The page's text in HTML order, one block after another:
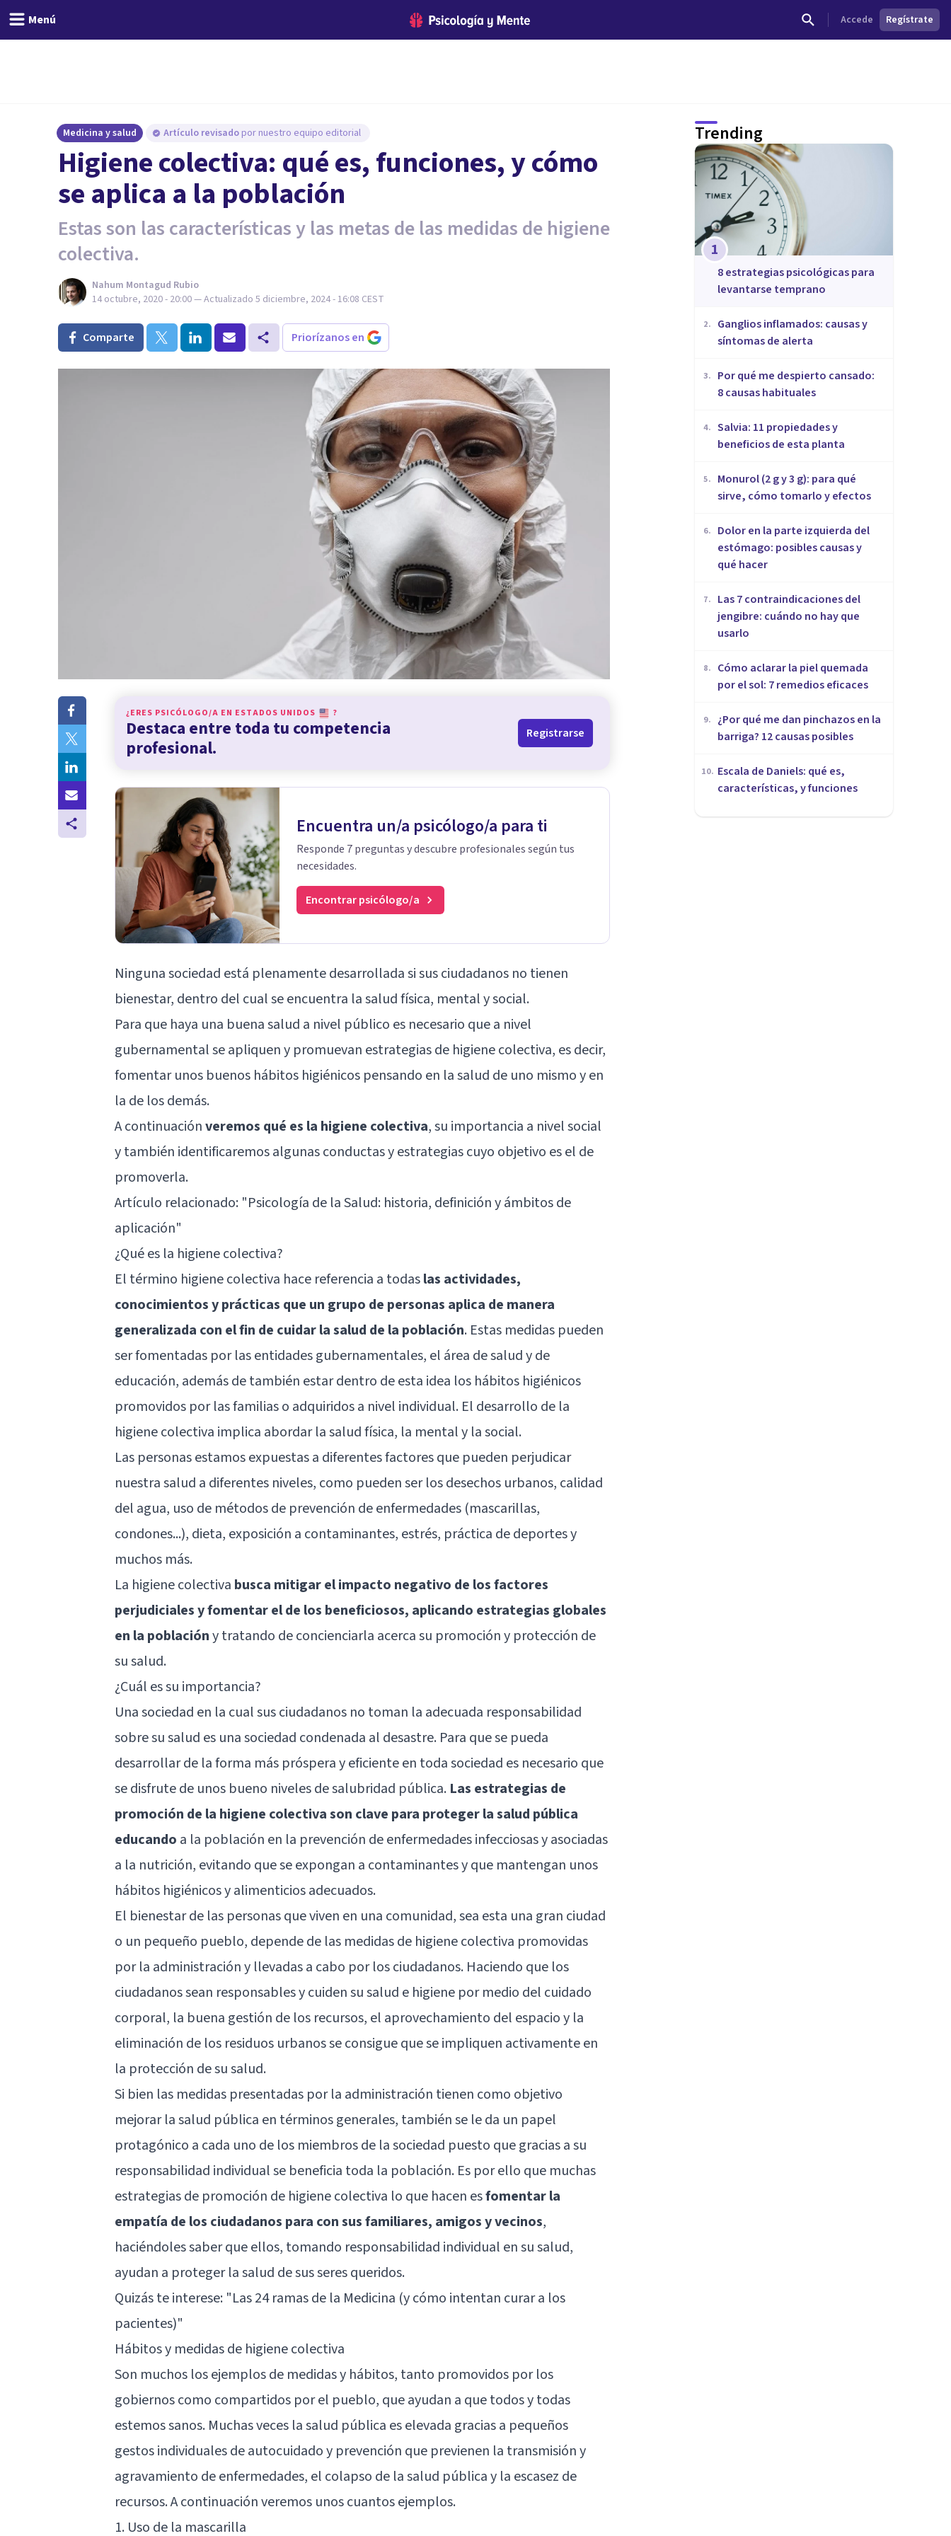
Menú Accede Regístrate
Medicina y salud Artículo revisado por nuestro equipo editorial
Higiene colectiva: qué es, funciones, y cómo
se aplica a la población
Estas son las características y las metas de las medidas de higiene
colectiva.
Nahum Montagud Rubio
14 octubre, 2020 - 20:00— Actualizado 5 diciembre, 2024 - 16:08 CEST
Comparte Priorízanos en
¿ERES PSICÓLOGO/A EN ESTADOS UNIDOS ?
Destaca entre toda tu competencia
profesional.
Registrarse
Encuentra un/a psicólogo/a para ti
Responde 7 preguntas y descubre profesionales según tus
necesidades.
Encontrar psicólogo/a
Ninguna sociedad está plenamente desarrollada si sus ciudadanos no tienen
bienestar, dentro del cual se encuentra la salud física, mental y social.
Para que haya una buena salud a nivel público es necesario que a nivel
gubernamental se apliquen y promuevan estrategias de higiene colectiva, es decir,
fomentar unos buenos hábitos higiénicos pensando en la salud de uno mismo y en
la de los demás.
A continuaciónveremos qué es la higiene colectiva, su importancia a nivel social
y también identificaremos algunas conductas y estrategias cuyo objetivo es el de
promoverla.
Artículo relacionado: "Psicología de la Salud: historia, definición y ámbitos de
aplicación"
¿Qué es la higiene colectiva?
El término higiene colectiva hace referencia a todaslas actividades,
conocimientos y prácticas que un grupo de personas aplica de manera
generalizada con el fin de cuidar la salud de la población. Estas medidas pueden
ser fomentadas por las entidades gubernamentales, el área de salud y de
educación, además de también estar dentro de esta idea los hábitos higiénicos
promovidos por las familias o adquiridos a nivel individual. El desarrollo de la
higiene colectiva implica abordar la salud física, la mental y la social.
Las personas estamos expuestas a diferentes factores que pueden perjudicar
nuestra salud a diferentes niveles, como pueden ser los desechos urbanos, calidad
del agua, uso de métodos de prevención de enfermedades (mascarillas,
condones...), dieta, exposición a contaminantes, estrés, práctica de deportes y
muchos más.
La higiene colectiva busca mitigar el impacto negativo de los factores
perjudiciales y fomentar el de los beneficiosos, aplicando estrategias globales
en la poblacióny tratando de concienciarla acerca su promoción y protección de
su salud.
¿Cuál es su importancia?
Una sociedad en la cual sus ciudadanos no toman la adecuada responsabilidad
sobre su salud es una sociedad condenada al desastre. Para que se pueda
desarrollar de la forma más próspera y eficiente en toda sociedad es necesario que
se disfrute de unos bueno niveles de salubridad pública. Las estrategias de
promoción de la higiene colectiva son clave para proteger la salud pública
educando a la población en la prevención de enfermedades infecciosas y asociadas
a la nutrición, evitando que se expongan a contaminantes y que mantengan unos
hábitos higiénicos y alimenticios adecuados.
El bienestar de las personas que viven en una comunidad, sea esta una gran ciudad
o un pequeño pueblo, depende de las medidas de higiene colectiva promovidas
por la administración y llevadas a cabo por los ciudadanos. Haciendo que los
ciudadanos sean responsables y cuiden su salud e higiene por medio del cuidado
corporal, la buena gestión de los recursos, el aprovechamiento del espacio y la
eliminación de los residuos urbanos se consigue que se impliquen activamente en
la protección de su salud.
Si bien las medidas presentadas por la administración tienen como objetivo
mejorar la salud pública en términos generales, también se le da un papel
protagónico a cada uno de los miembros de la sociedad puesto que gracias a su
responsabilidad individual se beneficia toda la población. Es por ello que muchas
estrategias de promoción de higiene colectiva lo que hacen esfomentar la
empatía de los ciudadanos para con sus familiares, amigos y vecinos,
haciéndoles saber que ellos, tomando responsabilidad individual en su salud,
ayudan a proteger la salud de sus seres queridos.
Quizás te interese: "Las 24 ramas de la Medicina (y cómo intentan curar a los
pacientes)"
Hábitos y medidas de higiene colectiva
Son muchos los ejemplos de medidas y hábitos, tanto promovidos por los
gobiernos como compartidos por el pueblo, que ayudan a que todos y todas
estemos sanos. Muchas veces la salud pública es elevada gracias a pequeños
gestos individuales de autocuidado y prevención que previenen la transmisión y
agravamiento de enfermedades, el colapso de la salud pública y la escasez de
recursos. A continuación veremos unos cuantos ejemplos.
1. Uso de la mascarilla
Trending
1
8 estrategias psicológicas para
levantarse temprano
2.
Ganglios inflamados: causas y
síntomas de alerta
3.
Por qué me despierto cansado:
8 causas habituales
4. Salvia: 11 propiedades y
beneficios de esta planta
5.
Monurol (2 g y 3 g): para qué
sirve, cómo tomarlo y efectos
6.
Dolor en la parte izquierda del
estómago: posibles causas y
qué hacer
7.
Las 7 contraindicaciones del
jengibre: cuándo no hay que
usarlo
8.
Cómo aclarar la piel quemada
por el sol: 7 remedios eficaces
9.
¿Por qué me dan pinchazos en la
barriga? 12 causas posibles
10. Escala de Daniels: qué es,
características, y funciones